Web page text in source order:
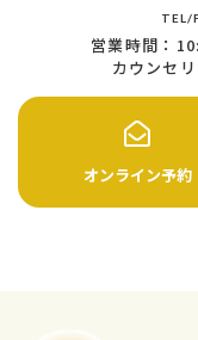
TEL/
営業時間：
カウンセ
オンライン予約